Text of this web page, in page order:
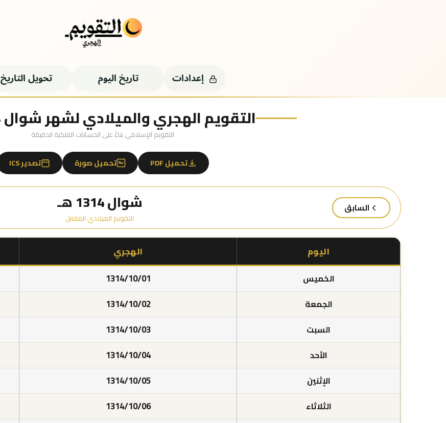
إعدادات تاريخ اليوم تحويل التاريخ
التقويم الهجري والميلادي لشهر شوال 1314 هـ
التقويم الإسلامي بناءً على الحسابات الفلكية الدقيقة
تحميل PDF تحميل صورة تصدير ICS
السابق شوال 1314 هـ
التقويم الميلادي المقابل
اليوم الهجري
الخميس
1314/10/01
الجمعة
1314/10/02
السبت
1314/10/03
الأحد
1314/10/04
الإثنين
1314/10/05
الثلاثاء
1314/10/06